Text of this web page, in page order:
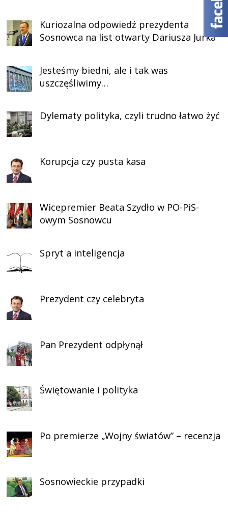
Kuriozalna odpowiedź prezydenta
Sosnowca na list otwarty Dariusza Jurka
Jesteśmy biedni, ale i tak was
uszczęśliwimy…
Dylematy polityka, czyli trudno łatwo żyć
Korupcja czy pusta kasa
Wicepremier Beata Szydło w PO-PiS-
owym Sosnowcu
Spryt a inteligencja
Prezydent czy celebryta
Pan Prezydent odpłynął
Świętowanie i polityka
Po premierze „Wojny światów” – recenzja
Sosnowieckie przypadki